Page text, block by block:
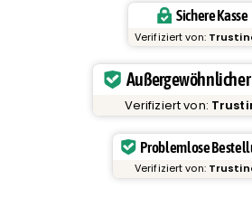
Sichere Kasse
Verifiziert von:
Verifiziert von:
Problemlose
Verifiziert von: